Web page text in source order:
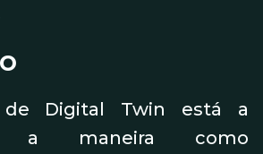
Digital Twin está a
a maneira como